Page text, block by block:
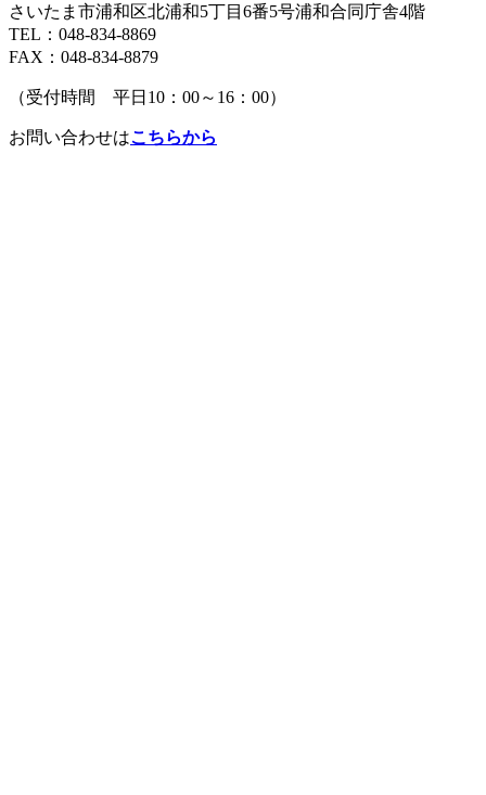
さいたま市浦和区北浦和5丁目6番5号浦和合同庁舎4階
TEL：048-834-8869
FAX：048-834-8879
（受付時間 平日10：00～16：00）
お問い合わせはこちらから